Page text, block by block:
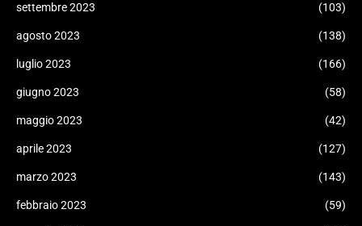
settembre 2023 (103)
agosto 2023 (138)
luglio 2023 (166)
giugno 2023 (58)
maggio 2023 (42)
aprile 2023 (127)
marzo 2023 (143)
febbraio 2023 (59)